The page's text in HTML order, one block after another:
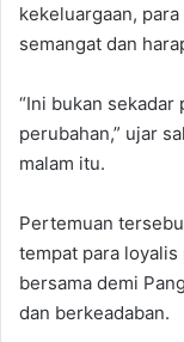
kekeluargaan,
semangat dan
“Ini bukan sekadar
perubahan,” ujar
malam itu.
Pertemuan
tempat para
bersama demi
dan berkeadaban.